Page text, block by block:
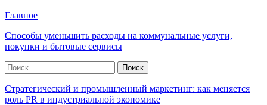
Главное
Способы уменьшить расходы на коммунальные услуги,
покупки и бытовые сервисы
Стратегический и промышленный маркетинг: как меняется
роль PR в индустриальной экономике